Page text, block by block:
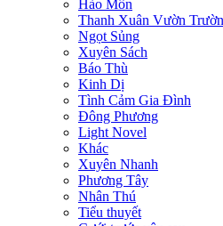
Hào Môn
Thanh Xuân Vườn
Ngọt Sủng
Xuyên Sách
Báo Thù
Kinh Dị
Tình Cảm Gia Đình
Đông Phương
Light Novel
Khác
Xuyên Nhanh
Phương Tây
Nhân Thú
Tiểu thuyết